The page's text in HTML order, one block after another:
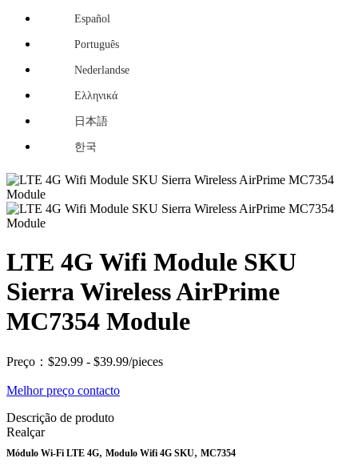
Español
Português
Nederlandse
Ελληνικά
日本語
한국
LTE 4G Wifi Module SKU
Sierra Wireless AirPrime
MC7354 Module
Preço：$29.99 - $39.99/pieces
Melhor preço contacto
Descrição de produto
Realçar
Módulo Wi-Fi LTE 4G, Modulo Wifi 4G SKU, MC7354